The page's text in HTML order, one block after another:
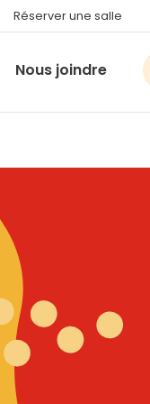
Réserver une salle
Nous joindre